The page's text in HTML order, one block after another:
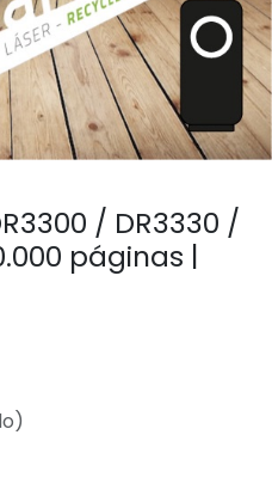
/ DR3330 /
páginas |